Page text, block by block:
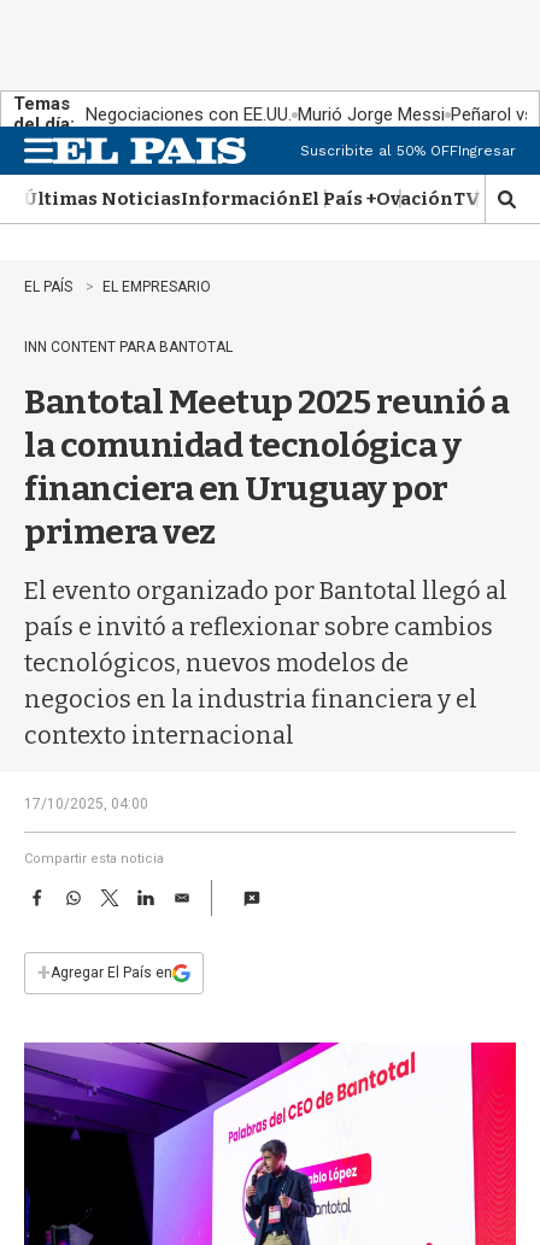
Temas
del día: Negociaciones con EE.UU. Murió Jorge Messi Peñarol
n
u
Suscribite al 50% OFFIngresar
Últimas NoticiasInformaciónEl País +OvaciónTV Show
M
o
�
EL PAÍS EL EMPRESARIO
INN CONTENT PARA BANTOTAL
Bantotal Meetup 2025 reunió a
la comunidad tecnológica y
financiera en Uruguay por
primera vez
El evento organizado por Bantotal llegó al
país e invitó a reflexionar sobre cambios
tecnológicos, nuevos modelos de
negocios en la industria financiera y el
contexto internacional
17/10/2025, 04:00
Compartir esta noticia
F
e
b
k
W
s
p
T
w
t
L
n
E
i
l
+Agregar El País en